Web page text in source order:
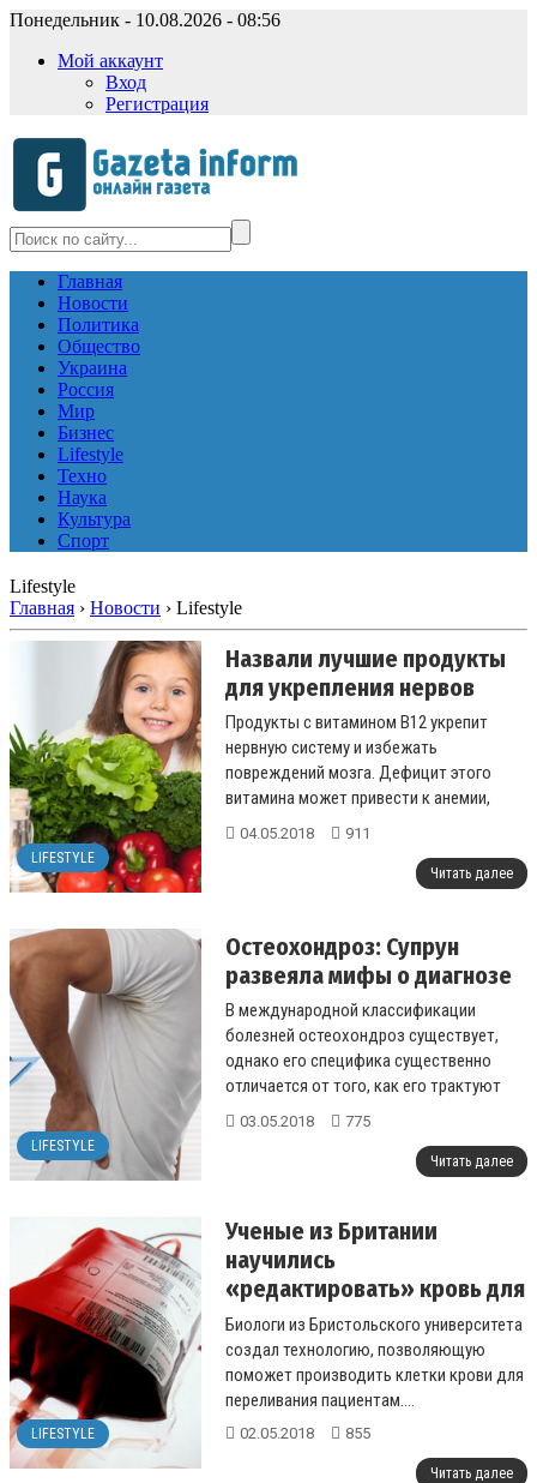
Понедельник - 10.08.2026 - 08:56
Мой аккаунт
Вход
Регистрация
Главная
Новости
Политика
Общество
Украина
Россия
Мир
Бизнес
Lifestyle
Техно
Наука
Культура
Спорт
Lifestyle
Главная › Новости › Lifestyle
LIFESTYLE
Назвали лучшие продукты
для укрепления нервов
Продукты с витамином В12 укрепит
нервную систему и избежать
повреждений мозга. Дефицит этого
витамина может привести к анемии,
вызвать усталость и депрессию....
04.05.2018 911
Читать далее
LIFESTYLE
Остеохондроз: Супрун
развеяла мифы о диагнозе
В международной классификации
болезней остеохондроз существует,
однако его специфика существенно
отличается от того, как его трактуют
врачи в Украине...
03.05.2018 775
Читать далее
LIFESTYLE
Ученые из Британии
научились
«редактировать» кровь для
переливания
Биологи из Бристольского университета
создал технологию, позволяющую
поможет производить клетки крови для
переливания пациентам....
02.05.2018 855
Читать далее